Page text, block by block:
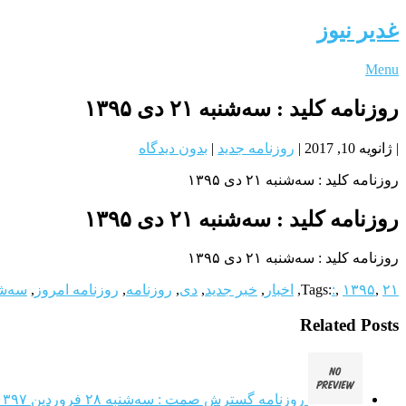
غدیر نیوز
Menu
روزنامه کلید : سه‌شنبه ۲۱ دی ۱۳۹۵
| ژانویه 10, 2017 | روزنامه جدید | بدون دیدگاه
روزنامه کلید : سه‌شنبه ۲۱ دی ۱۳۹۵
روزنامه کلید : سه‌شنبه ۲۱ دی ۱۳۹۵
روزنامه کلید : سه‌شنبه ۲۱ دی ۱۳۹۵
Tags::, ۱۳۹۵, ۲۱ , اخبار , خبر جدید, دی, روزنامه, روزنامه امروز ,
Related Posts
روزنامه گسترش صمت : سه‌شنبه ۲۸ فروردين ۱۳۹۷